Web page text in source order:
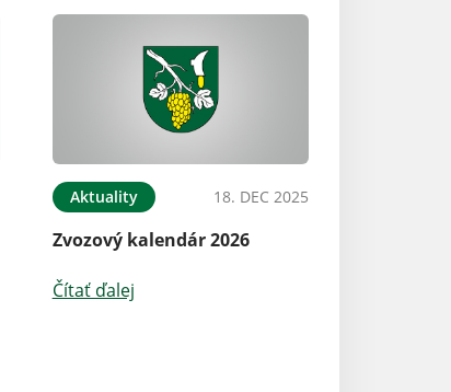
Aktuality 18. DEC 2025
Zvozový kalendár 2026
Čítať ďalej